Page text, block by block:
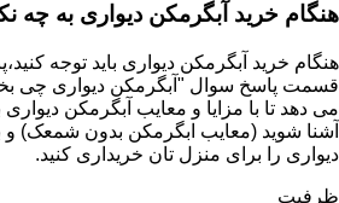
هنگام خرید آبگرمکن دیواری به چه
هنگام خرید آبگرمکن دیواری باید توجه
قسمت پاسخ سوال "آبگرمکن دیواری چی
می دهد تا با مزایا و معایب آبگرمکن
آشنا شوید (معایب ابگرمکن بدون شمعک) و
دیواری را برای منزل تان خریداری کنید.
ظرفیت